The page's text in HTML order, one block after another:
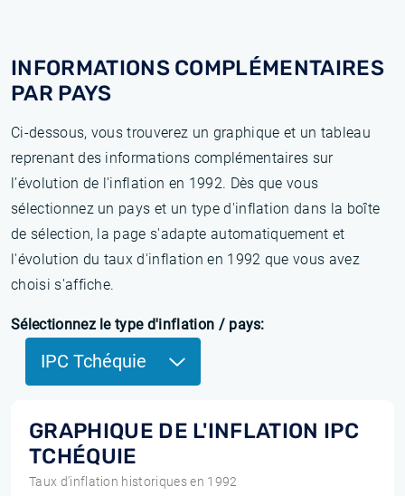
INFORMATIONS COMPLÉMENTAIRES
PAR PAYS
Ci-dessous, vous trouverez un graphique et un tableau
reprenant des informations complémentaires sur
l’évolution de l'inflation en 1992. Dès que vous
sélectionnez un pays et un type d'inflation dans la boîte
de sélection, la page s'adapte automatiquement et
l'évolution du taux d'inflation en 1992 que vous avez
choisi s'affiche.
Sélectionnez le type d'inflation / pays:
IPC Tchéquie
GRAPHIQUE DE L'INFLATION IPC
TCHÉQUIE
Taux d'inflation historiques en 1992